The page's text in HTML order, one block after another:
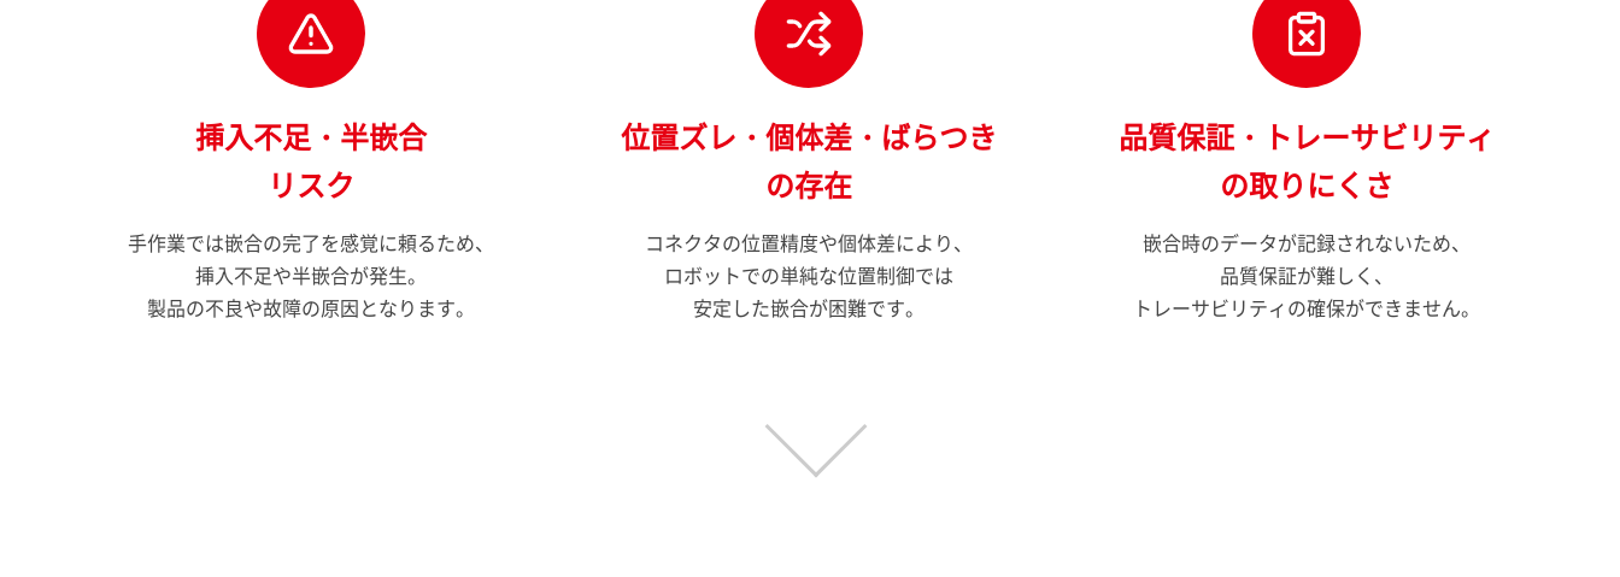
挿入不足・半嵌合
リスク
手作業では嵌合の完了を感覚に頼るため、
挿入不足や半嵌合が発生。
製品の不良や故障の原因となります。
位置ズレ・個体差・ばらつき
の存在
コネクタの位置精度や個体差により、
ロボットでの単純な位置制御では
安定した嵌合が困難です。
品質保証・トレーサビリティ
の取りにくさ
嵌合時のデータが記録されないため、
品質保証が難しく、
トレーサビリティの確保ができません。